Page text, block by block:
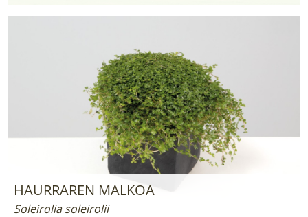
HAURRAREN MALKOA
Soleirolia soleirolii